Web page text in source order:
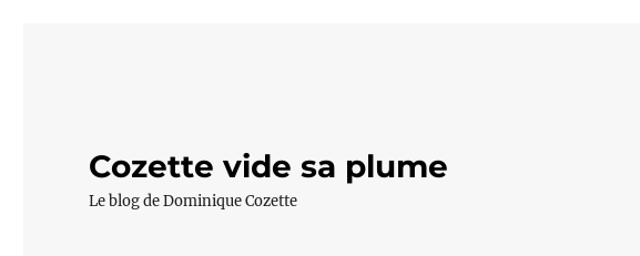
Cozette vide sa plume
Le blog de Dominique Cozette